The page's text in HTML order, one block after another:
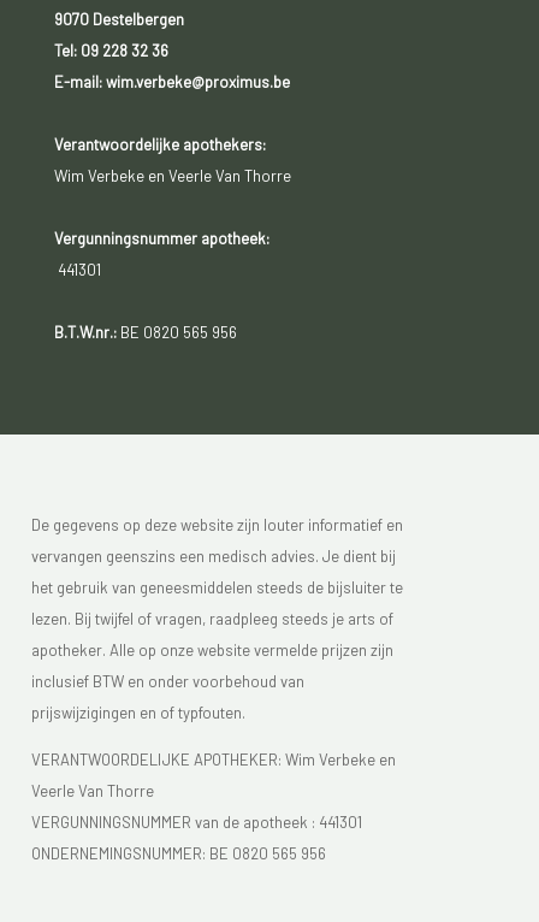
9070 Destelbergen
Tel: 09 228 32 36
E-mail: wim.verbeke@proximus.be
Verantwoordelijke apothekers:
Wim Verbeke en Veerle Van Thorre
Vergunningsnummer apotheek:
441301
B.T.W.nr.:BE 0820 565 956
De gegevens op deze website zijn louter informatief en
vervangen geenszins een medisch advies. Je dient bij
het gebruik van geneesmiddelen steeds de bijsluiter te
lezen. Bij twijfel of vragen, raadpleeg steeds je arts of
apotheker. Alle op onze website vermelde prijzen zijn
inclusief BTW en onder voorbehoud van
prijswijzigingen en of typfouten.
VERANTWOORDELIJKE APOTHEKER: Wim Verbeke en
Veerle Van Thorre
VERGUNNINGSNUMMER van de apotheek : 441301
ONDERNEMINGSNUMMER: BE 0820 565 956